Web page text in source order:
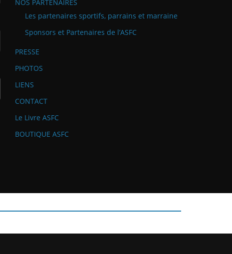
NOS PARTENAIRES
Les partenaires sportifs, parrains et marraine
Sponsors et Partenaires de l’ASFC
PRESSE
PHOTOS
LIENS
CONTACT
Le Livre ASFC
BOUTIQUE ASFC